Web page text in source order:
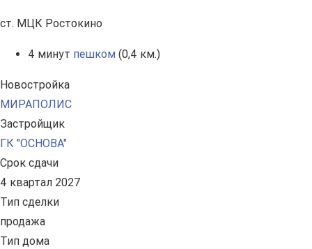
ст. МЦК Ростокино
4 минут пешком (0,4 км.)
Новостройка
МИРАПОЛИС
Застройщик
ГК "ОСНОВА"
Срок сдачи
4 квартал 2027
Тип сделки
продажа
Тип дома